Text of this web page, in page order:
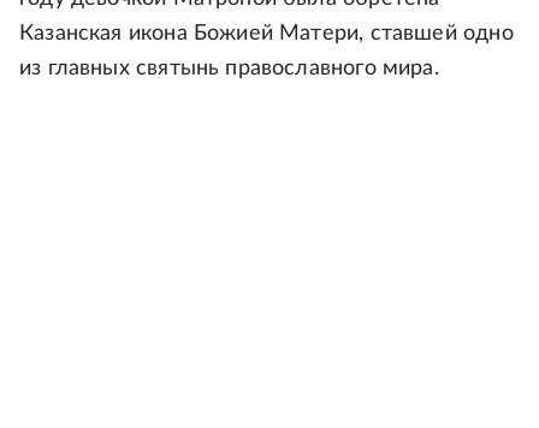
Казанская икона Божией Матери, ставшей одно
из главных святынь православного мира.